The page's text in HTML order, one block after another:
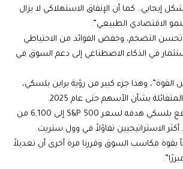
بشكل إيجابي.. كما أن الإنفاق الاستهلاكي لا يزال
الاقتصادي الطبيعي”.
تحسن التضخم، وخفض الفوائد من الاحتياطي
في الذكاء الاصطناعي إلى دعم السوق في
القوة”، وهذا جزء كبير من رؤية براين بلسكي،
في الشهر الماضي، رفع بلسكي هدفه لسعر S&P 500 إلى 6,100 من
أكثر الاستراتيجيين تفاؤلاً في وول ستريت.
بقوة مكاسب السوق وقررنا مرة أخرى أن تعديلاً